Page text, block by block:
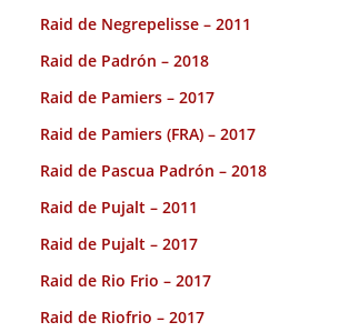
Raid de Negrepelisse – 2011
Raid de Padrón – 2018
Raid de Pamiers – 2017
Raid de Pamiers (FRA) – 2017
Raid de Pascua Padrón – 2018
Raid de Pujalt – 2011
Raid de Pujalt – 2017
Raid de Rio Frio – 2017
Raid de Riofrio – 2017